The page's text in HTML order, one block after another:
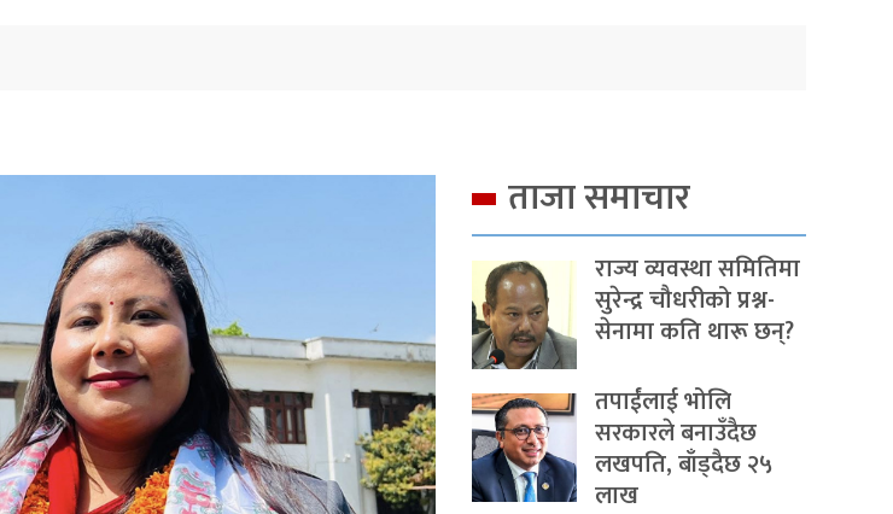
ताजा समाचार
राज्य व्यवस्था समितिमा
सुरेन्द्र चौधरीको प्रश्न-
सेनामा कति थारू छन्?
तपाईंलाई भोलि
सरकारले बनाउँदैछ
लखपति, बाँड्दैछ २५
लाख